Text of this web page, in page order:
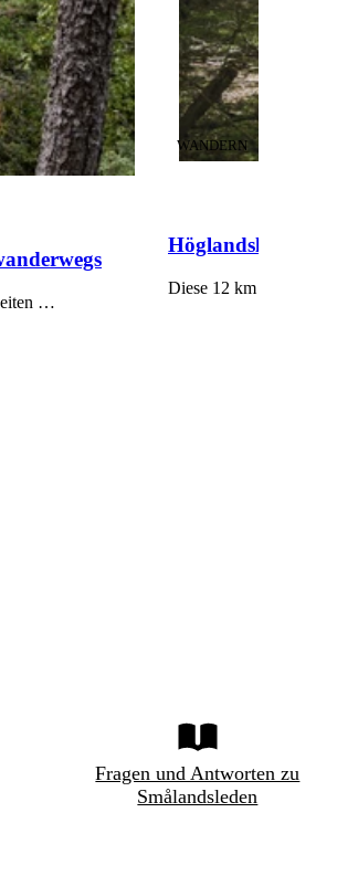
…
Höglandsleden
KATEGORIE
WANDERN
Diese 12 km lange
Fragen und Antworten zu
Smålandsleden